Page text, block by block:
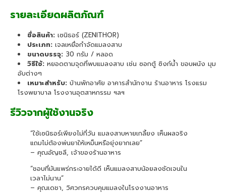
รายละเอียดผลิตภัณฑ์
ชื่อสินค้า: เซนิธอร์ (ZENITHOR)
ประเภท: เจลเหยื่อกำจัดแมลงสาบ
ขนาดบรรจุ: 30 กรัม / หลอด
วิธีใช้: หยอดตามจุดที่พบแมลงสาบ เช่น ซอกตู้ ซิงก์น้ำ ขอบผนัง มุม
อับต่างๆ
เหมาะสำหรับ: บ้านพักอาศัย อาคารสำนักงาน ร้านอาหาร โรงแรม
โรงพยาบาล โรงงานอุตสาหกรรม ฯลฯ
รีวิวจากผู้ใช้งานจริง
“ใช้เซนิธอร์เพียงไม่กี่วัน แมลงสาบหายเกลี้ยง เห็นผลจริง
แถมไม่ต้องพ่นยาให้เหม็นหรือยุ่งยากเลย”
– คุณอัญชลี, เจ้าของร้านอาหาร
“ชอบที่มันแพร่กระจายได้ดี เห็นแมลงสาบน้อยลงชัดเจนใน
เวลาไม่นาน”
– คุณเดชา, วิศวกรควบคุมแมลงในโรงงานอาหาร